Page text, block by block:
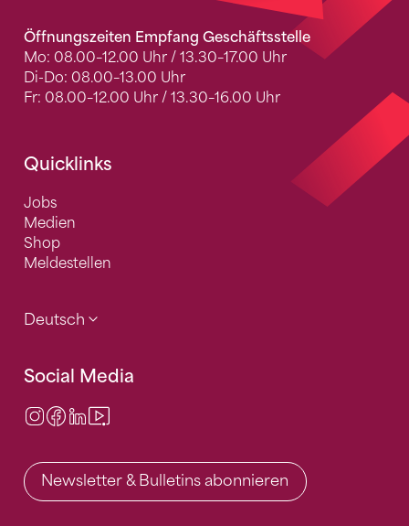
Öffnungszeiten Empfang Geschäftsstelle
Mo: 08.00–12.00 Uhr / 13.30–17.00 Uhr
Di-Do: 08.00–13.00 Uhr
Fr: 08.00–12.00 Uhr / 13.30–16.00 Uhr
Quicklinks
Jobs
Medien
Shop
Meldestellen
Deutsch
Social Media
Instagram
Facebook
LinkedIn
Newsletter & Bulletins abonnieren